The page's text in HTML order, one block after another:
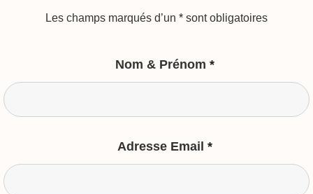
Les champs marqués d’un * sont obligatoires
Nom & Prénom *
Adresse Email *